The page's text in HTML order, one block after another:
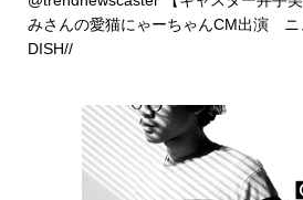
みさんの愛猫にゃーちゃんCM出演
DISH//